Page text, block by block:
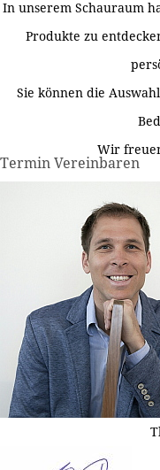
In unserem Schauraum
Produkte zu
Sie können die
Wir
Termin Vereinbaren